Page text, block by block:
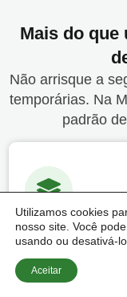
Mais do que
Não arrisque a
temporárias. Na
padrão
Materiais
Não utilizamos
durabilidade.
Utilizamos cookies
nosso site. Você
usando ou desativá-
Aceitar